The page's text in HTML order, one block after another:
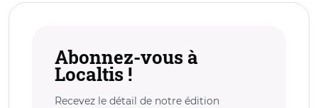
Abonnez-vous à
Localtis !
Recevez le détail de notre édition